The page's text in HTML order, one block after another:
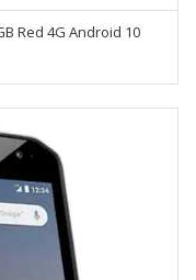
Red 4G Android 10